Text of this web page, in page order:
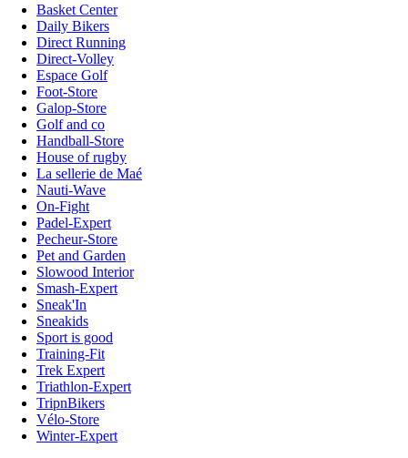
Basket Center
Daily Bikers
Direct Running
Direct-Volley
Espace Golf
Foot-Store
Galop-Store
Golf and co
Handball-Store
House of rugby
La sellerie de Maé
Nauti-Wave
On-Fight
Padel-Expert
Pecheur-Store
Pet and Garden
Slowood Interior
Smash-Expert
Sneak'In
Sneakids
Sport is good
Training-Fit
Trek Expert
Triathlon-Expert
TripnBikers
Vélo-Store
Winter-Expert